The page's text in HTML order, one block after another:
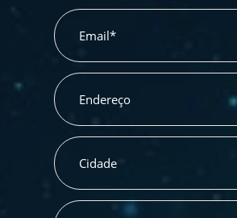
Email*
Endereço
Cidade